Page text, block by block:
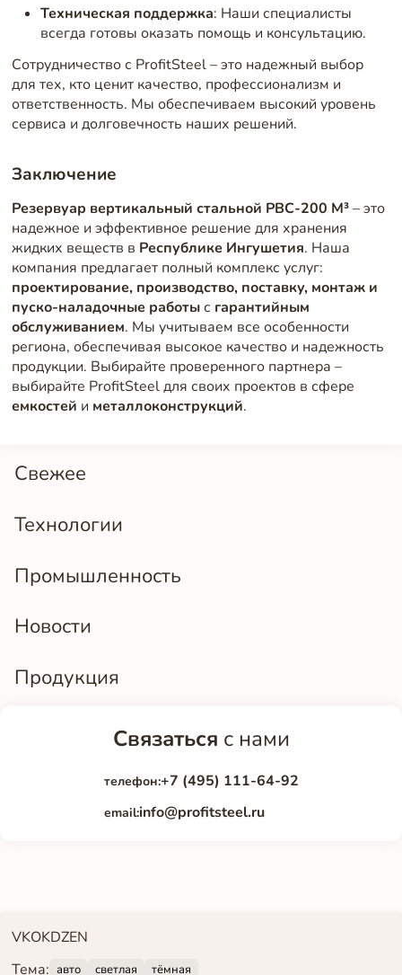
Свежее
Технологии
Промышленность
Новости
Продукция
Техническая поддержка: Наши специалисты
всегда готовы оказать помощь и консультацию.
Сотрудничество с ProfitSteel – это надежный выбор
для тех, кто ценит качество, профессионализм и
ответственность. Мы обеспечиваем высокий уровень
сервиса и долговечность наших решений.
Заключение
Резервуар вертикальный стальной РВС-200 М³– это
надежное и эффективное решение для хранения
жидких веществ в Республике Ингушетия. Наша
компания предлагает полный комплекс услуг:
проектирование, производство, поставку, монтаж и
пуско-наладочные работыс гарантийным
обслуживанием. Мы учитываем все особенности
региона, обеспечивая высокое качество и надежность
продукции. Выбирайте проверенного партнера –
выбирайте ProfitSteel для своих проектов в сфере
емкостей и металлоконструкций.
Связаться с нами
телефон:+7 (495) 111-64-92
email:info@profitsteel.ru
VKOKDZEN
Тема: авто светлая тёмная